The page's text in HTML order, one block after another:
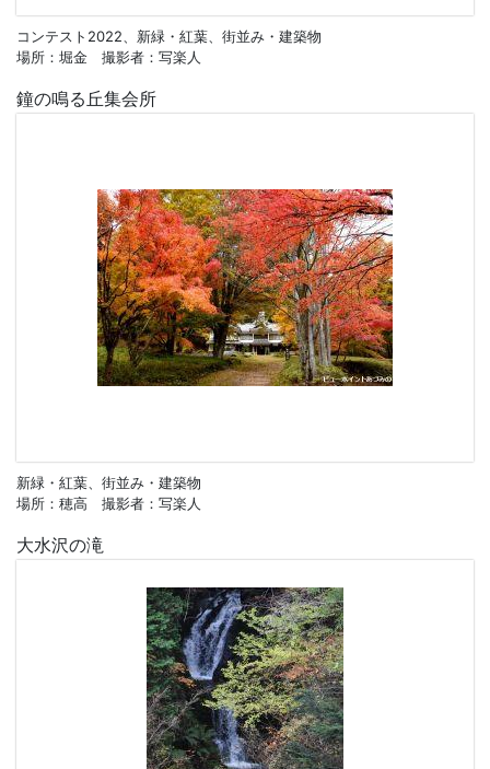
コンテスト2022、新緑・紅葉、街並み・建築物
場所：堀金 撮影者：写楽人
鐘の鳴る丘集会所
新緑・紅葉、街並み・建築物
場所：穂高 撮影者：写楽人
大水沢の滝